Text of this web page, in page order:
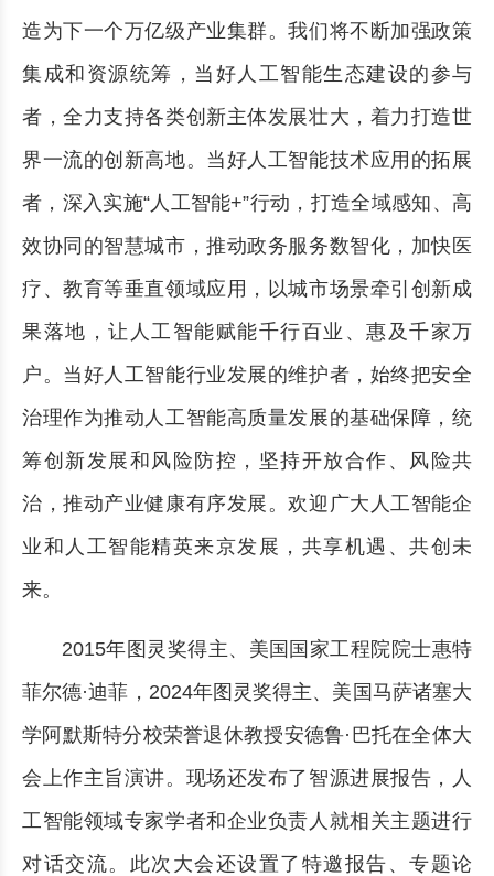
造为下一个万亿级产业集群。我们将不断加强政策
集成和资源统筹，当好人工智能生态建设的参与
者，全力支持各类创新主体发展壮大，着力打造世
界一流的创新高地。当好人工智能技术应用的拓展
者，深入实施“人工智能+”行动，打造全域感知、高
效协同的智慧城市，推动政务服务数智化，加快医
疗、教育等垂直领域应用，以城市场景牵引创新成
果落地，让人工智能赋能千行百业、惠及千家万
户。当好人工智能行业发展的维护者，始终把安全
治理作为推动人工智能高质量发展的基础保障，统
筹创新发展和风险防控，坚持开放合作、风险共
治，推动产业健康有序发展。欢迎广大人工智能企
业和人工智能精英来京发展，共享机遇、共创未
来。
2015年图灵奖得主、美国国家工程院院士惠特
菲尔德·迪菲，2024年图灵奖得主、美国马萨诸塞大
学阿默斯特分校荣誉退休教授安德鲁·巴托在全体大
会上作主旨演讲。现场还发布了智源进展报告，人
工智能领域专家学者和企业负责人就相关主题进行
对话交流。此次大会还设置了特邀报告、专题论